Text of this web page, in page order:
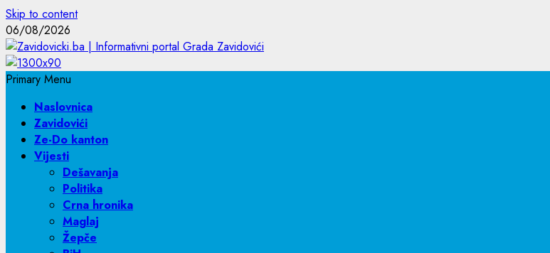
Skip to content
06/08/2026
Primary Menu
Naslovnica
Zavidovići
Ze-Do kanton
Vijesti
Dešavanja
Politika
Crna hronika
Maglaj
Žepče